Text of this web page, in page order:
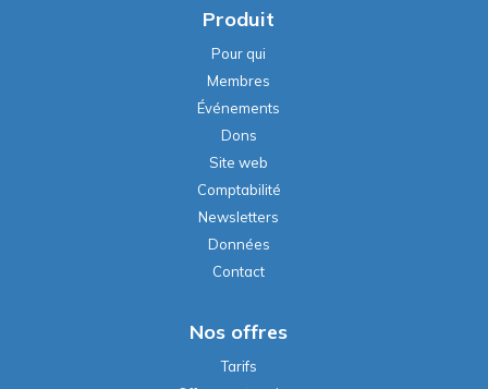
Produit
Pour qui
Membres
Événements
Dons
Site web
Comptabilité
Newsletters
Données
Contact
Nos offres
Tarifs